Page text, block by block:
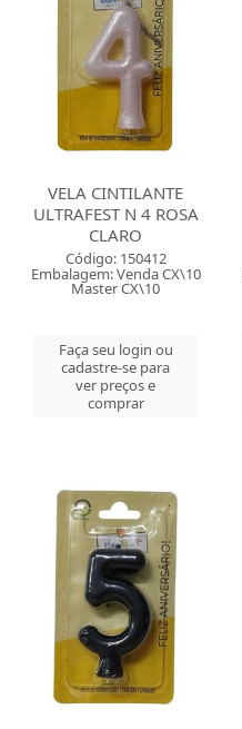
VELA CINTILANTE
ULTRAFEST N 4 ROSA
CLARO
Código: 150412
Embalagem: Venda CX\10
Master CX\10
Faça seu login ou
cadastre-se para
ver preços e
comprar